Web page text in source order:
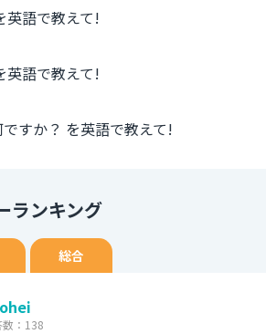
英語で教えて!
英語で教えて!
すか？ を英語で教えて!
ランキング
総合
数：138